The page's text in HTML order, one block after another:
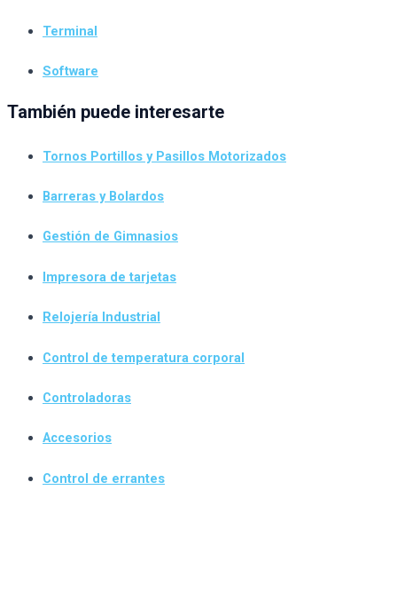
Terminal
Software
También puede interesarte
Tornos Portillos y Pasillos Motorizados
Barreras y Bolardos
Gestión de Gimnasios
Impresora de tarjetas
Relojería Industrial
Control de temperatura corporal
Controladoras
Accesorios
Control de errantes